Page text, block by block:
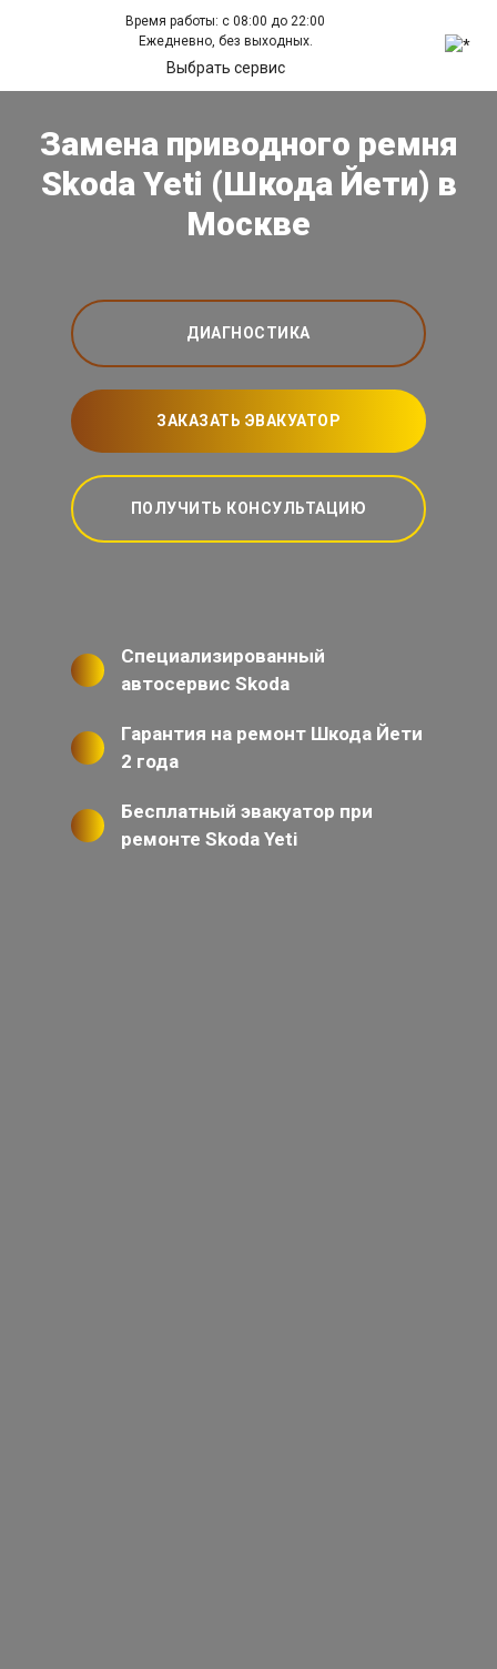
Время работы: с 08:00 до 22:00
Ежедневно, без выходных.
Выбрать сервис
Замена приводного ремня
Skoda Yeti (Шкода Йети) в
Москве
ДИАГНОСТИКА
ЗАКАЗАТЬ ЭВАКУАТОР
ПОЛУЧИТЬ КОНСУЛЬТАЦИЮ
Специализированный
автосервис Skoda
Гарантия на ремонт Шкода Йети
2 года
Бесплатный эвакуатор при
ремонте Skoda Yeti